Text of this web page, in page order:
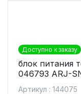
Доступно к заказу
блок питания
046793 ARJ-
Артикул : 144075